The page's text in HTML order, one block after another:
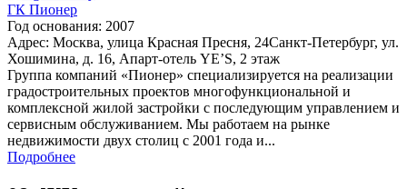
ГК Пионер
Год основания: 2007
Адрес: Москва, улица Красная Пресня, 24Санкт-Петербург, ул.
Хошимина, д. 16, Апарт-отель YE’S, 2 этаж
Группа компаний «Пионер» специализируется на реализации
градостроительных проектов многофункциональной и
комплексной жилой застройки с последующим управлением и
сервисным обслуживанием. Мы работаем на рынке
недвижимости двух столиц с 2001 года и...
Подробнее